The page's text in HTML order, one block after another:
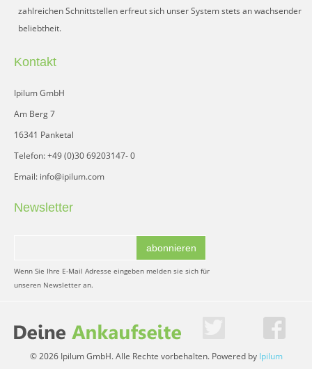
zahlreichen Schnittstellen erfreut sich unser System stets an wachsender
beliebtheit.
Kontakt
Ipilum GmbH
Am Berg 7
16341 Panketal
Telefon: +49 (0)30 69203147- 0
Email: info@ipilum.com
Newsletter
abonnieren
Wenn Sie Ihre E-Mail Adresse eingeben melden sie sich für
unseren Newsletter an.
© 2026 Ipilum GmbH. Alle Rechte vorbehalten. Powered by Ipilum